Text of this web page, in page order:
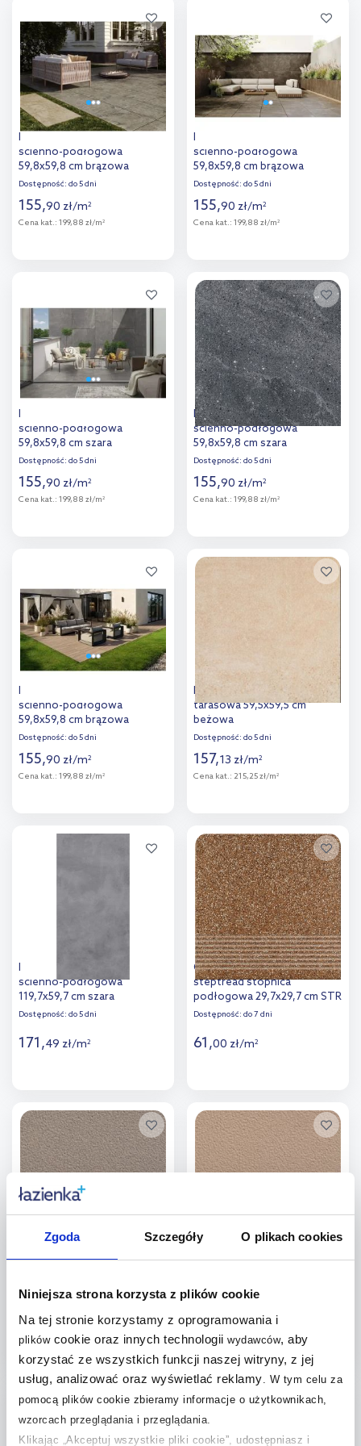
Zgoda Szczegóły O plikach cookies
Niniejsza strona korzysta z plików cookie
Na tej stronie korzystamy z oprogramowania i
plikówcookie oraz innych technologii wydawców, aby
korzystać ze wszystkich funkcji naszej witryny, z jej
usług, analizować oraz wyświetlać reklamy
W tym celu za
pomocą plików cookie zbieramy informacje o użytkownikach,
wzorcach przeglądania i przeglądania.
Klikając „Akceptuj wszystkie pliki cookie”, udostępniasz i
porównania porównania
Korzilius Escala płytka
ścienno-podłogowa
59,8x59,8 cm brązowa
Dostępność: do 5 dni
155,90 zł/m2
Cena kat.: 199,88 zł/m2
porównania
Korzilius Grand Cave płytka
ścienno-podłogowa
59,8x59,8 cm brązowa
Dostępność: do 5 dni
155,90 zł/m2
Cena kat.: 199,88 zł/m2
Dodaj do
porównania
Korzilius Grand Cave płytka
ścienno-podłogowa
59,8x59,8 cm szara
Dostępność: do 5 dni
155,90 zł/m2
Cena kat.: 199,88 zł/m2
porównania
Korzilius Lavish płytka
ścienno-podłogowa
59,8x59,8 cm szara
Dostępność: do 5 dni
155,90 zł/m2
Cena kat.: 199,88 zł/m2
Korzilius Patio płytka
ścienno-podłogowa
59,8x59,8 cm brązowa
Dostępność: do 5 dni
155,90 zł/m2
Cena kat.: 199,88 zł/m2
Paradyż Optimal Beige płytka
tarasowa 59,5x59,5 cm
beżowa
Dostępność: do 5 dni
157,13 zł/m2
Cena kat.: 215,25 zł/m2
Dodaj do
porównania
Nowa Gala Mirador płytka
ścienno-podłogowa
119,7x59,7 cm szara
Dostępność: do 5 dni
171,49 zł/m2
Dodaj do
porównania
Opoczno Milton brown
steptread stopnica
podłogowa 29,7x29,7 cm STR
brązowy mat
Dostępność: do 7 dni
61,00 zł/m2
Dodaj do
porównania
Cersanit H200 gres
techniczny 30x30 cm szara
Dostępność:do 7 dni
43,00 zł/m2
Więcej
Dodaj do
porównania
Cersanit K300 gres
techniczny 30x30 cm beżowa
Dostępność: do 7 dni
43,00zł/m2
Więcej
Dodaj do